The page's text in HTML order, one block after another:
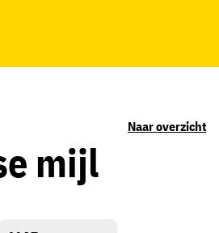
Naar overzicht
mijl